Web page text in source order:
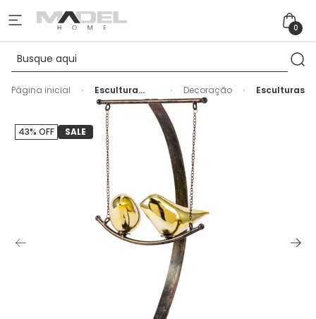
0
Página inicial
Escultura
Decorativa
de Resina
Passarinhos
Dourados -
38cm
Decoração Esculturas
43% OFF SALE